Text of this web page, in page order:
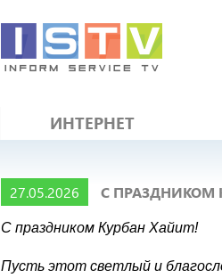
ИНТЕРНЕТ
27.05.2026 С ПРАЗДНИКОМ
С праздником Курбан Хайит!
Пусть этот светлый и